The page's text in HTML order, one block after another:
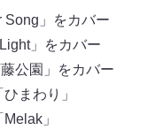
Song」をカバー
」をカバー
公園」をカバー
まわり」
」